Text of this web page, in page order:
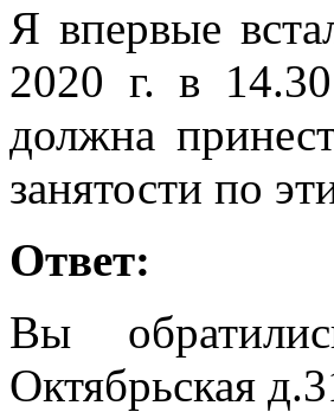
Я впервые
2020 г. в
должна
занятости по
Ответ:
Вы
Октябрьская